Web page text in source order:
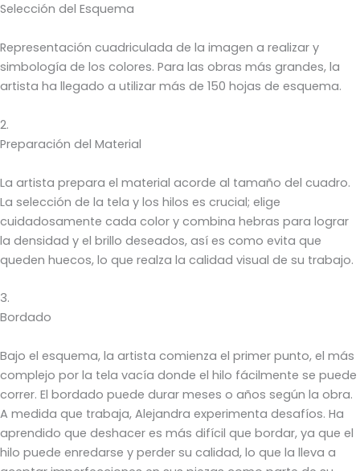
Selección del Esquema
Representación cuadriculada de la imagen a realizar y
simbología de los colores. Para las obras más grandes, la
artista ha llegado a utilizar más de 150 hojas de esquema.
2.
Preparación del Material
La artista prepara el material acorde al tamaño del cuadro.
La selección de la tela y los hilos es crucial; elige
cuidadosamente cada color y combina hebras para lograr
la densidad y el brillo deseados, así es como evita que
queden huecos, lo que realza la calidad visual de su trabajo.
3.
Bordado
Bajo el esquema, la artista comienza el primer punto, el más
complejo por la tela vacía donde el hilo fácilmente se puede
correr. El bordado puede durar meses o años según la obra.
A medida que trabaja, Alejandra experimenta desafíos. Ha
aprendido que deshacer es más difícil que bordar, ya que el
hilo puede enredarse y perder su calidad, lo que la lleva a